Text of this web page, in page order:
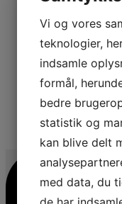
Vi og vores
teknologier,
indsamle
formål,
bedre
statistik og
kan blive delt
med data, du